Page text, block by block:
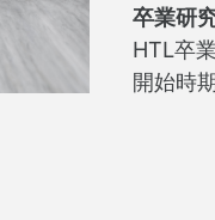
卒業研
HTL卒
開始時